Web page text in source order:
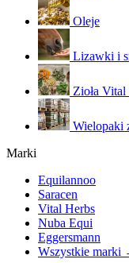
Oleje
Lizawki i
Zioła Vital
Wielopaki
Marki
Equilannoo
Saracen
Vital Herbs
Nuba Equi
Eggersmann
Wszystkie marki